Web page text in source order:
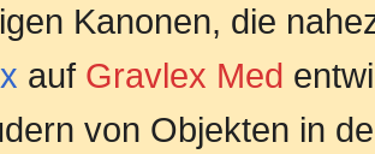
Kanonen, die
auf Gravlex Med
von Objekten in